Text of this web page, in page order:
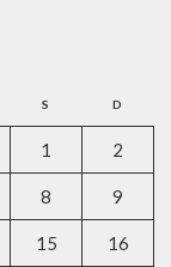
S D
1 2
8 9
15 16